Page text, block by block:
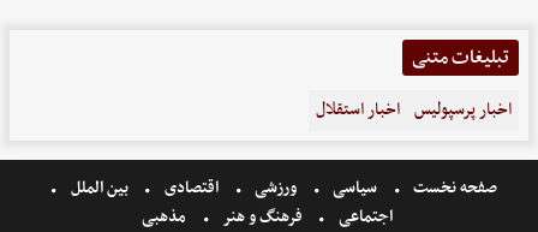
تبلیغات متنی
اخبار پرسپولیس اخبار استقلال
صفحه نخست سیاسی ورزشی اقتصادی
بین الملل
اجتماعی
فرهنگ و هنر مذهبی